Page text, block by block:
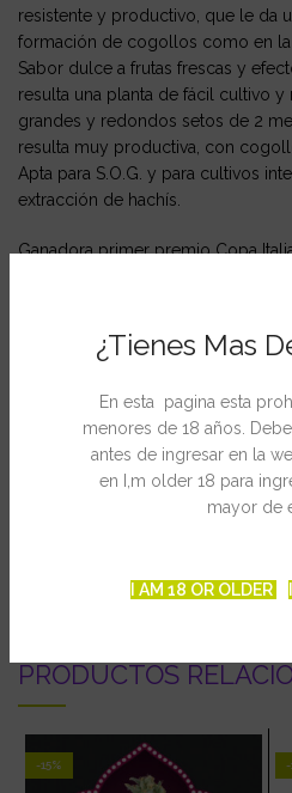
¿Tienes Mas
En esta pagina esta
menores de 18 años.
antes de ingresar en la
en I,m older 18 para
mayor de
I AM 18 OR OLDER
resistente y productivo, que le da
formación de cogollos como en la
Sabor dulce a frutas frescas y
resulta una planta de fácil cultivo
grandes y redondos setos de 2
resulta muy productiva, con
Apta para S.O.G. y para cultivos
extracción de hachís.
Ganadora primer premio Copa
THC: 16-17%
Ámbito de cultivo: Int/Ext.
Floración int: 60-65 días.
Floración ext: Mediados de
PRODUCTOS
-15% -